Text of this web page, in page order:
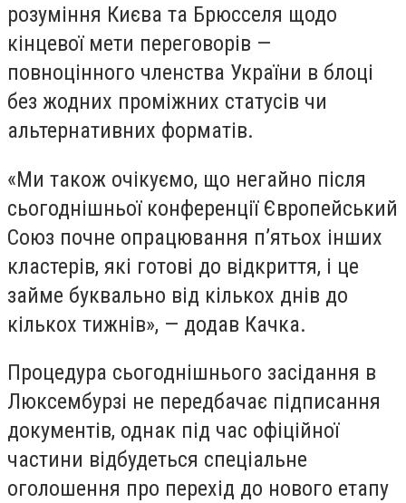
розуміння Києва та Брюсселя щодо
кінцевої мети переговорів —
повноцінного членства України в блоці
без жодних проміжних статусів чи
альтернативних форматів.
«Ми також очікуємо, що негайно після
сьогоднішньої конференції Європейський
Союз почне опрацювання п’ятьох інших
кластерів, які готові до відкриття, і це
займе буквально від кількох днів до
кількох тижнів», — додав Качка.
Процедура сьогоднішнього засідання в
Люксембурзі не передбачає підписання
документів, однак під час офіційної
частини відбудеться спеціальне
оголошення про перехід до нового етапу